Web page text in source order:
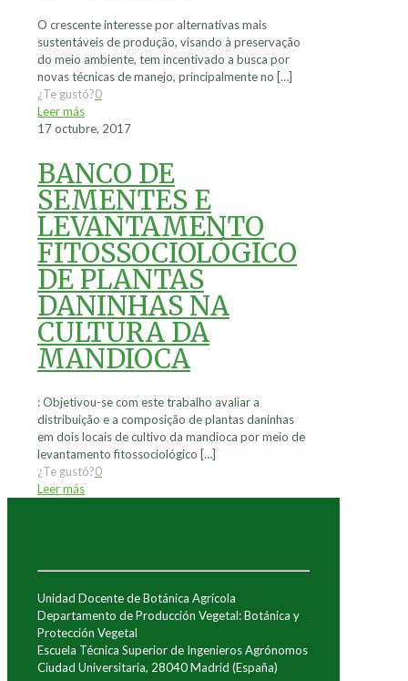
O crescente interesse por alternativas mais
sustentáveis de produção, visando à preservação
do meio ambiente, tem incentivado a busca por
novas técnicas de manejo, principalmente no […]
¿Te gustó?0
Leer más
17 octubre, 2017
BANCO DE
SEMENTES E
LEVANTAMENTO
FITOSSOCIOLÓGICO
DE PLANTAS
DANINHAS NA
CULTURA DA
MANDIOCA
: Objetivou-se com este trabalho avaliar a
distribuição e a composição de plantas daninhas
em dois locais de cultivo da mandioca por meio de
levantamento fitossociológico […]
¿Te gustó?0
Leer más
Unidad Docente de Botánica Agrícola
Departamento de Producción Vegetal: Botánica y
Protección Vegetal
Escuela Técnica Superior de Ingenieros Agrónomos
Ciudad Universitaria, 28040 Madrid (España)